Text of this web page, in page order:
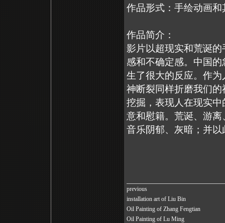
作品形式：手绘动画
作品简介：
影片以超现实和荒诞
感和不确定感。中国
生了很大的反应。作
神断裂同样折磨我们
挖掘，表现人在现实
意和慰籍。荒诞、游
音乐阴郁、灰暗；并以
previous
installation art of Liu Bin
Oil Painting of Zhang Fengtian
Oil Painting of Lu Ming